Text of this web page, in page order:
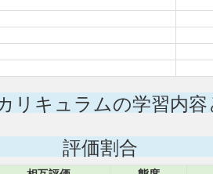
リキュラムの学習内容
評価割合